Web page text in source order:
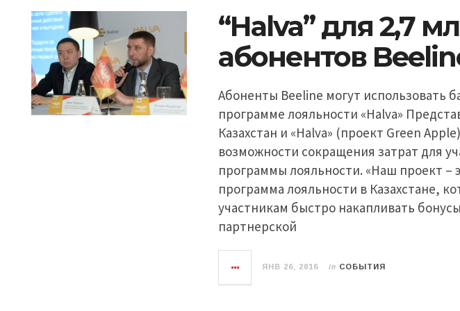
“Halva” для 2,7
абонентов
Абоненты Beeline могут использовать
программе лояльности «Halva»
Казахстан и «Halva» (проект Green
возможности сокращения затрат для
программы лояльности. «Наш проект –
программа лояльности в Казахстане,
участникам быстро накапливать
партнерской
ЯНВ 26, 2016 in СОБЫТИЯ